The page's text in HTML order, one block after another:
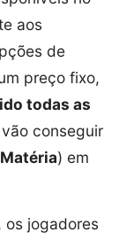
aos
de
preço fixo,
todas as
conseguir
) em
, os jogadores